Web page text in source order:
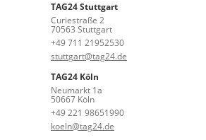
TAG24 Stuttgart
Curiestraße 2
70563 Stuttgart
+49 711 21952530
stuttgart@tag24.de
TAG24 Köln
Neumarkt 1a
50667 Köln
+49 221 98651990
koeln@tag24.de